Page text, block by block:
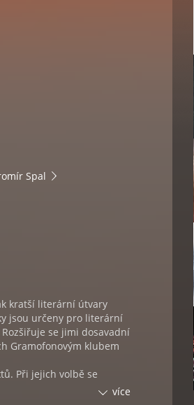
Spal
kratší literární útvary
jsou určeny pro literární
se jimi dosavadní
Gramofonovým klubem
Při jejich volbě se
roku 1960. V souboru jevíce